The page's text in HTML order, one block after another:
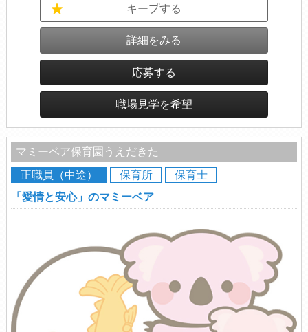
キープする
詳細をみる
応募する
職場見学を希望
マミーベア保育園うえだきた
正職員（中途）
保育所
保育士
「愛情と安心」のマミーベア